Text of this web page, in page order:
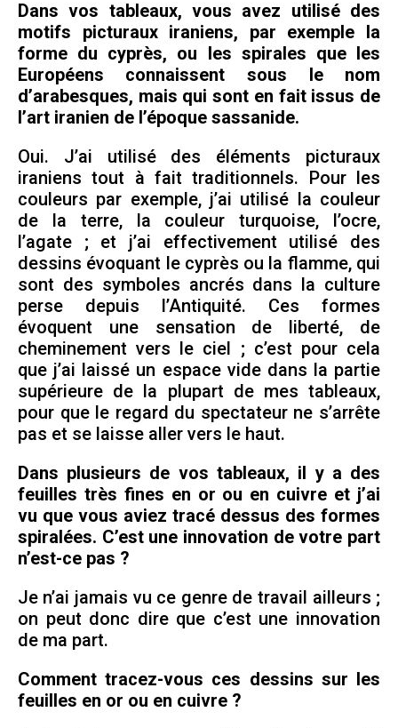
Dans vos tableaux, vous avez utilisé des
motifs picturaux iraniens, par exemple la
forme du cyprès, ou les spirales que les
Européens connaissent sous le nom
d’arabesques, mais qui sont en fait issus de
l’art iranien de l’époque sassanide.
Oui. J’ai utilisé des éléments picturaux
iraniens tout à fait traditionnels. Pour les
couleurs par exemple, j’ai utilisé la couleur
de la terre, la couleur turquoise, l’ocre,
l’agate ; et j’ai effectivement utilisé des
dessins évoquant le cyprès ou la flamme, qui
sont des symboles ancrés dans la culture
perse depuis l’Antiquité. Ces formes
évoquent une sensation de liberté, de
cheminement vers le ciel ; c’est pour cela
que j’ai laissé un espace vide dans la partie
supérieure de la plupart de mes tableaux,
pour que le regard du spectateur ne s’arrête
pas et se laisse aller vers le haut.
Dans plusieurs de vos tableaux, il y a des
feuilles très fines en or ou en cuivre et j’ai
vu que vous aviez tracé dessus des formes
spiralées. C’est une innovation de votre part
n’est-ce pas ?
Je n’ai jamais vu ce genre de travail ailleurs ;
on peut donc dire que c’est une innovation
de ma part.
Comment tracez-vous ces dessins sur les
feuilles en or ou en cuivre ?